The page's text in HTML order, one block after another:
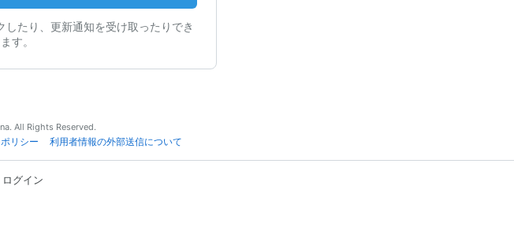
たり、更新通知を受け取ったりでき
す。
All Rights Reserved.
リシー 利用者情報の外部送信について
ログイン